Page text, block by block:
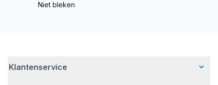
Niet bleken
Klantenservice